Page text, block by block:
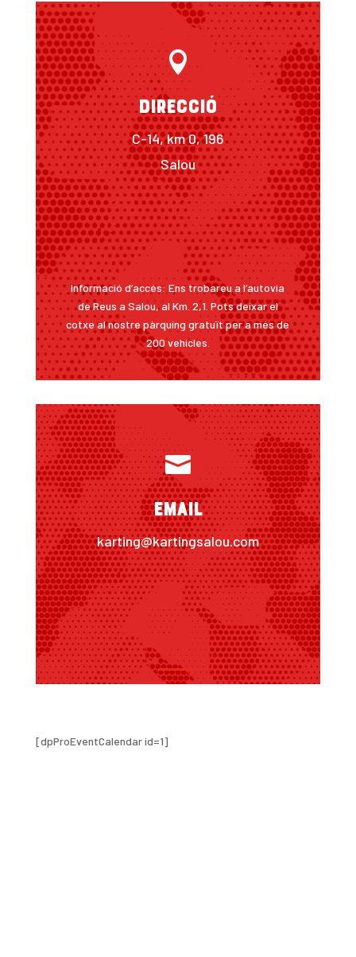

Direcció
C-14, km 0, 196
Salou
Informació d’accés: Ens trobareu a l’autovia
de Reus a Salou, al Km. 2,1. Pots deixar el
cotxe al nostre pàrquing gratuït per a més de
200 vehicles.

Email
karting@kartingsalou.com
[dpProEventCalendar id=1]